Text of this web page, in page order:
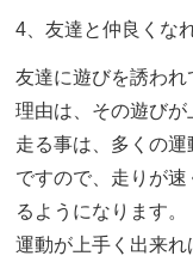
4、友達と仲良くな
友達に遊びを誘われ
理由は、その遊びが
走る事は、多くの運
ですので、走りが
るようになります。
運動が上手く出来れ